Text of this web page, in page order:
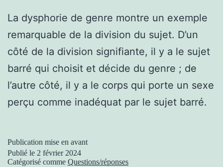
La dysphorie de genre montre un exemple
remarquable de la division du sujet. D’un
côté de la division signifiante, il y a le sujet
barré qui choisit et décide du genre ; de
l’autre côté, il y a le corps qui porte un sexe
perçu comme inadéquat par le sujet barré.
Publication mise en avant
Publié le 2 février 2024
Catégorisé comme Questions/réponses